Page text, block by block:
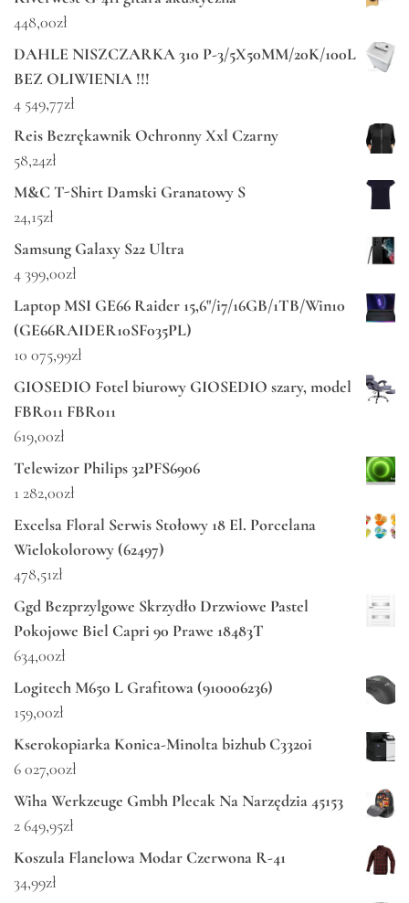
448,00zł
DAHLE NISZCZARKA 310 P-3/5X50MM/20K/100L
BEZ OLIWIENIA !!!
4 549,77zł
Reis Bezrękawnik Ochronny Xxl Czarny
58,24zł
M&C T-Shirt Damski Granatowy S
24,15zł
Samsung Galaxy S22 Ultra
4 399,00zł
Laptop MSI GE66 Raider 15,6"/i7/16GB/1TB/Win10
(GE66RAIDER10SF035PL)
10 075,99zł
GIOSEDIO Fotel biurowy GIOSEDIO szary, model
FBR011 FBR011
619,00zł
Telewizor Philips 32PFS6906
1 282,00zł
Excelsa Floral Serwis Stołowy 18 El. Porcelana
Wielokolorowy (62497)
478,51zł
Ggd Bezprzylgowe Skrzydło Drzwiowe Pastel
Pokojowe Biel Capri 90 Prawe 18483T
634,00zł
Logitech M650 L Grafitowa (910006236)
159,00zł
Kserokopiarka Konica-Minolta bizhub C3320i
6 027,00zł
Wiha Werkzeuge Gmbh Plecak Na Narzędzia 45153
2 649,95zł
Koszula Flanelowa Modar Czerwona R-41
34,99zł